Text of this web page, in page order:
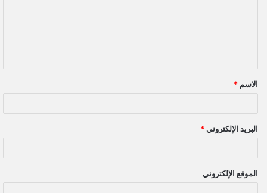
ق
*
الاسم *
البريد الإلكتروني *
الموقع الإلكتروني